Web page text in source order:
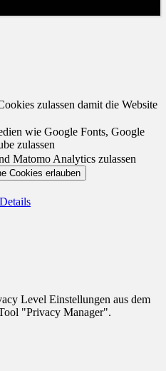
zulassen damit die Website
wie Google Fonts, Google
zulassen
Matomo Analytics zulassen
Level Einstellungen aus dem
"Privacy Manager".